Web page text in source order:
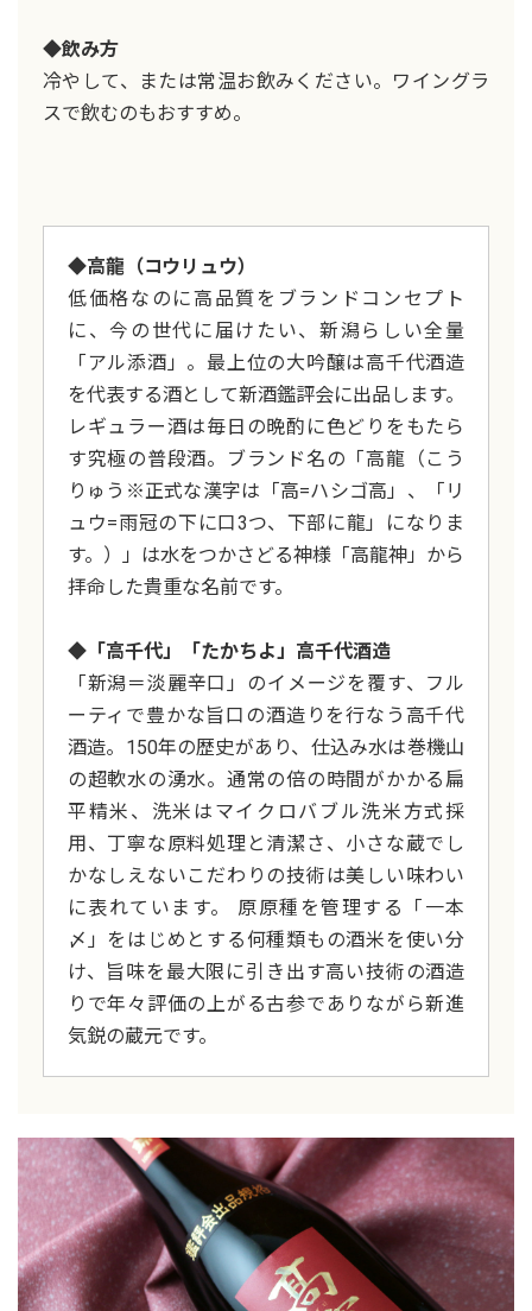
◆飲み方
冷やして、または常温お飲みください。ワイングラ
スで飲むのもおすすめ。
◆高龍（コウリュウ）
低価格なのに高品質をブランドコンセプト
に、今の世代に届けたい、新潟らしい全量
「アル添酒」。最上位の大吟醸は高千代酒造
を代表する酒として新酒鑑評会に出品します。
レギュラー酒は毎日の晩酌に色どりをもたら
す究極の普段酒。ブランド名の「高龍（こう
りゅう※正式な漢字は「高=ハシゴ高」、「リ
ュウ=雨冠の下に口3つ、下部に龍」になりま
す。）」は水をつかさどる神様「高龍神」から
拝命した貴重な名前です。
◆「高千代」「たかちよ」高千代酒造
「新潟＝淡麗辛口」のイメージを覆す、フル
ーティで豊かな旨口の酒造りを行なう高千代
酒造。150年の歴史があり、仕込み水は巻機山
の超軟水の湧水。通常の倍の時間がかかる扁
平精米、洗米はマイクロバブル洗米方式採
用、丁寧な原料処理と清潔さ、小さな蔵でし
かなしえないこだわりの技術は美しい味わい
に表れています。 原原種を管理する「一本
〆」をはじめとする何種類もの酒米を使い分
け、旨味を最大限に引き出す高い技術の酒造
りで年々評価の上がる古参でありながら新進
気鋭の蔵元です。